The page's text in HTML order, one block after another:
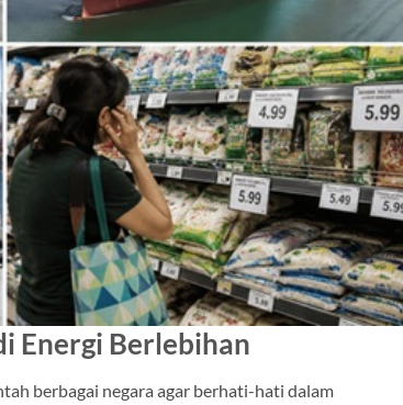
Energi Berlebihan
berbagai negara agar berhati-hati dalam